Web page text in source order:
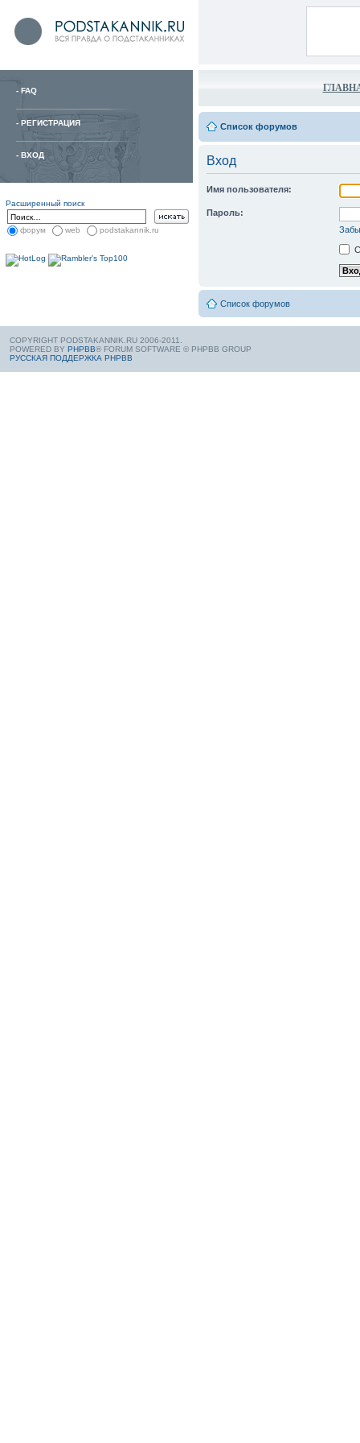
- FAQ
- РЕГИСТРАЦИЯ
- ВХОД
Расширенный поиск
форум web podstakannik.ru
Список форумов
Вход
Имя пользователя:
Пароль:
Список форумов
COPYRIGHT PODSTAKANNIK.RU 2006-2011.
POWERED BY PHPBB® FORUM SOFTWARE © PHPBB GROUP
РУССКАЯ ПОДДЕРЖКА PHPBB